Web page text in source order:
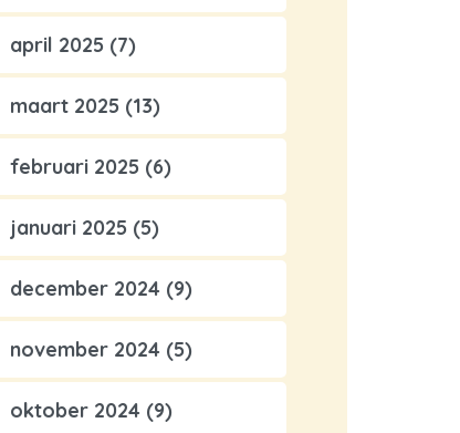
april 2025 (7)
maart 2025 (13)
februari 2025 (6)
januari 2025 (5)
december 2024 (9)
november 2024 (5)
oktober 2024 (9)